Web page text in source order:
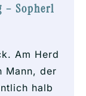
Sopherl
Am Herd
Mann, der
halb